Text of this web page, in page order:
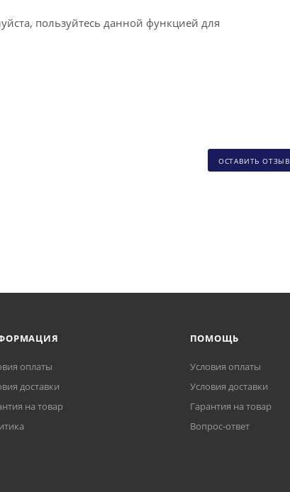
пользуйтесь данной функцией для
ОСТАВИТЬ ОТЗЫВ
оплаты
доставки
на товар
ПОМОЩЬ
Условия оплаты
Условия доставки
Гарантия на товар
Вопрос-ответ